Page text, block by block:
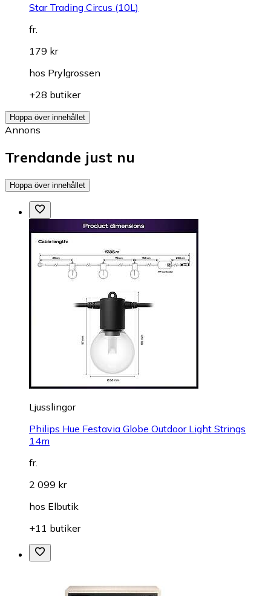
Star Trading Circus (10L)
fr.
179 kr
hos Prylgrossen
+28 butiker
Hoppa över innehållet
Annons
Trendande just nu
Hoppa över innehållet
Ljusslingor
Philips Hue Festavia Globe Outdoor Light Strings
14m
fr.
2 099 kr
hos Elbutik
+11 butiker